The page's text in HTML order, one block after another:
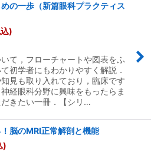
の一歩（新篇眼科プラクティス
)
て，フローチャートや図表をふ
初学者にもわかりやすく解説．
見も取り入れており，臨床です
経眼科分野に興味をもったらま
きたい一冊．【シリ…
脳のMRI正常解剖と機能
)